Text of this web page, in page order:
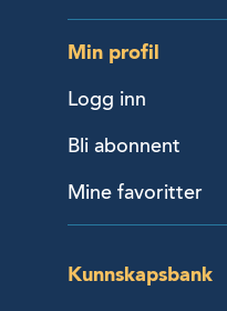
Min profil
Logg inn
Bli abonnent
Mine favoritter
Kunnskapsbank